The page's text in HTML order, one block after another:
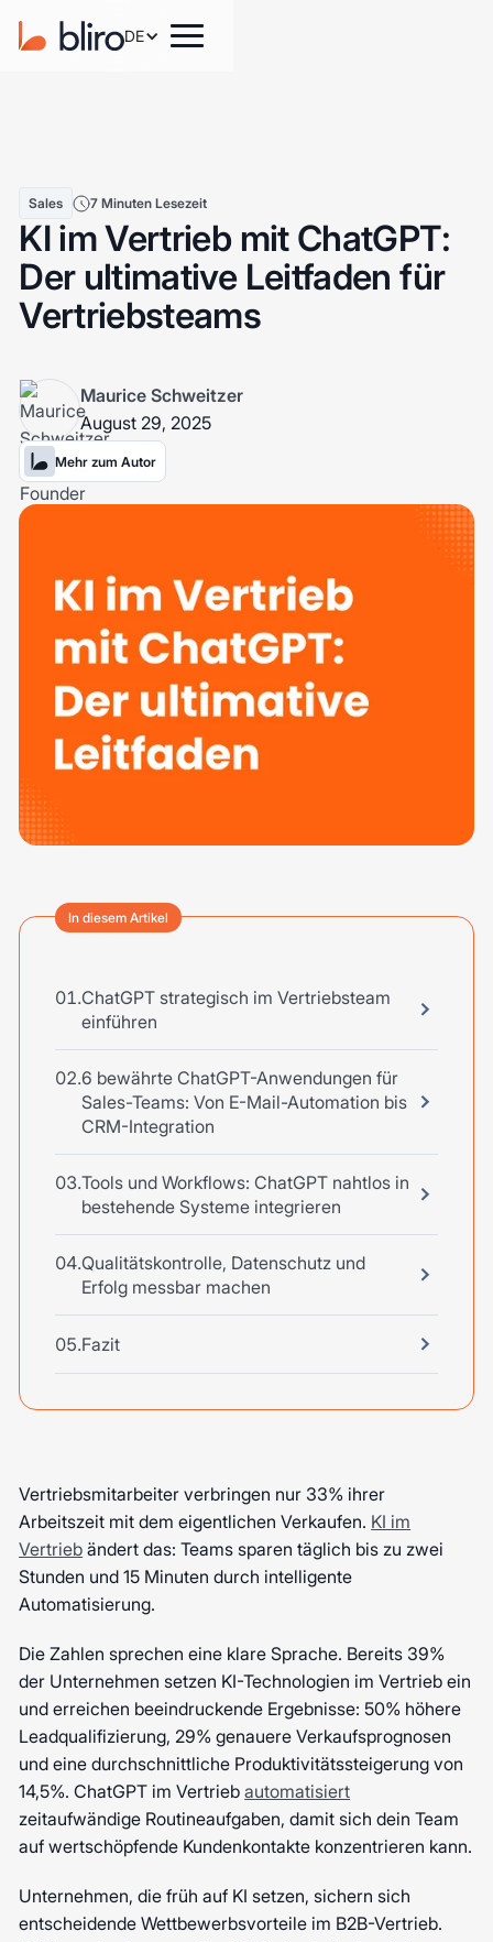
DE
Sales 7 Minuten Lesezeit
KI im Vertrieb mit ChatGPT:
Der ultimative Leitfaden für
Vertriebsteams
Maurice Schweitzer
August 29, 2025
Mehr zum Autor
In diesem Artikel
ChatGPT strategisch im Vertriebsteam
einführen
6 bewährte ChatGPT-Anwendungen für
Sales-Teams: Von E-Mail-Automation bis
CRM-Integration
Tools und Workflows: ChatGPT nahtlos in
bestehende Systeme integrieren
Qualitätskontrolle, Datenschutz und
Erfolg messbar machen
Fazit
Vertriebsmitarbeiter verbringen nur 33% ihrer
Arbeitszeit mit dem eigentlichen Verkaufen. KI im
Vertrieb ändert das: Teams sparen täglich bis zu zwei
Stunden und 15 Minuten durch intelligente
Automatisierung.
Die Zahlen sprechen eine klare Sprache. Bereits 39%
der Unternehmen setzen KI-Technologien im Vertrieb ein
und erreichen beeindruckende Ergebnisse: 50% höhere
Leadqualifizierung, 29% genauere Verkaufsprognosen
und eine durchschnittliche Produktivitätssteigerung von
14,5%. ChatGPT im Vertriebautomatisiert
zeitaufwändige Routineaufgaben, damit sich dein Team
auf wertschöpfende Kundenkontakte konzentrieren kann.
Unternehmen, die früh auf KI setzen, sichern sich
entscheidende Wettbewerbsvorteile im B2B-Vertrieb.